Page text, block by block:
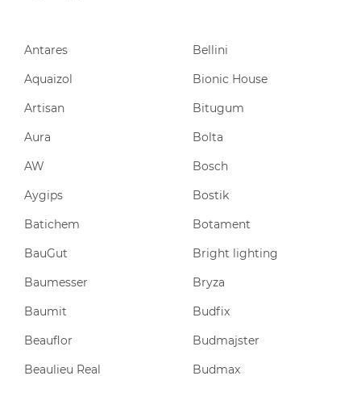
Antares
Aquaizol
Artisan
Aura
AW
Aygips
Batichem
BauGut
Baumesser
Baumit
Beauflor
Beaulieu Real
Bellini
Bionic House
Bitugum
Bolta
Bosch
Bostik
Botament
Bright lighting
Bryza
Budfix
Budmajster
Budmax